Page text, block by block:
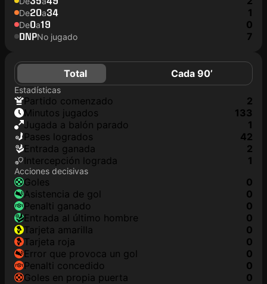
De20a34 1
De0a19 0
DNPNo jugado 7
Total Cada 90’
Estadísticas
partido comenzado
2
minutos jugados
133
jugada a balón parado
1
pases logrados
42
Entrada ganada
2
Intercepción lograda
1
Acciones decisivas
goles
0
asistencia de gol
0
Penalti ganado
0
Entrada al último hombre
0
tarjeta amarilla
0
tarjeta roja
0
Error que provoca un gol
0
Penalti concedido
0
goles en propia puerta
0